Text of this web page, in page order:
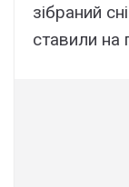
зібраний
ставили на